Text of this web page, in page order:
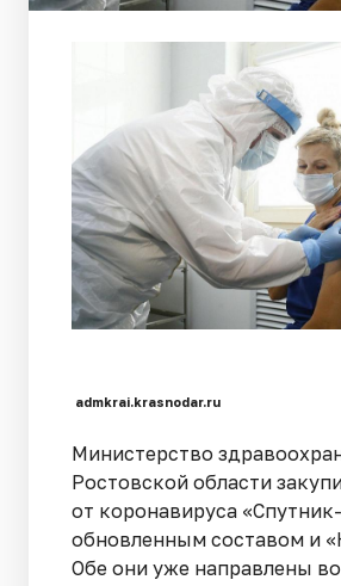
admkrai.krasnodar.ru
Министерство
Ростовской области
от коронавируса
обновленным составом и
Обе они уже направлены